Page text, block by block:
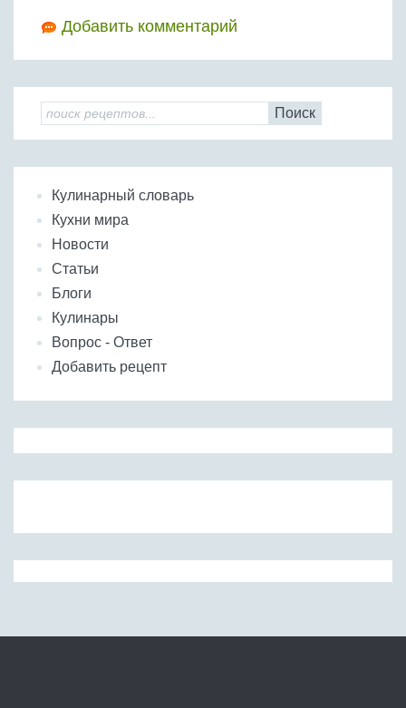
Добавить комментарий
Поиск
Кулинарный словарь
Кухни мира
Новости
Статьи
Блоги
Кулинары
Вопрос - Ответ
Добавить рецепт